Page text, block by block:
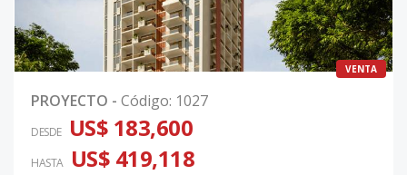
VENTA
PROYECTO - Código: 1027
DESDE US$ 183,600
HASTA US$ 419,118